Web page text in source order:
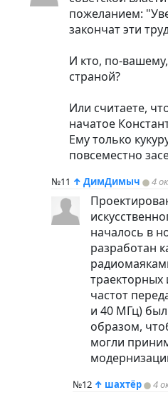
пожеланием:
закончат эти
И кто, по-
страной?
Или считаете,
начатое
Ему только
повсеместно
№11 ↑ ДимДимыч 4
началось в
разработан
частот
и 40 МГц)
образом,
могли
№12 ↑ шахтёр 4